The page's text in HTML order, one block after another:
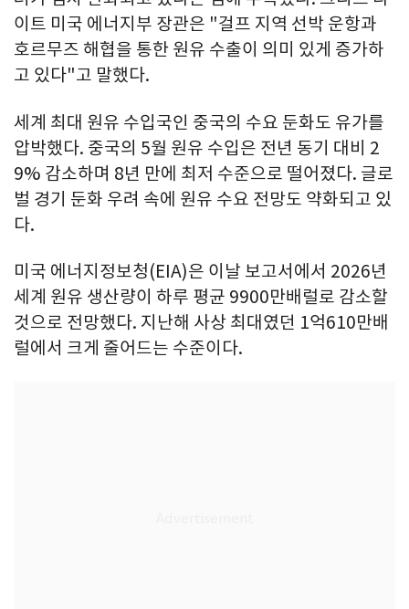
이트 미국 에너지부 장관은 "걸프 지역 선박 운항과
호르무즈 해협을 통한 원유 수출이 의미 있게 증가하
고 있다"고 말했다.
세계 최대 원유 수입국인 중국의 수요 둔화도 유가를
압박했다. 중국의 5월 원유 수입은 전년 동기 대비 2
9% 감소하며 8년 만에 최저 수준으로 떨어졌다. 글로
벌 경기 둔화 우려 속에 원유 수요 전망도 약화되고 있
다.
미국 에너지정보청(EIA)은 이날 보고서에서 2026년
세계 원유 생산량이 하루 평균 9900만배럴로 감소할
것으로 전망했다. 지난해 사상 최대였던 1억610만배
럴에서 크게 줄어드는 수준이다.